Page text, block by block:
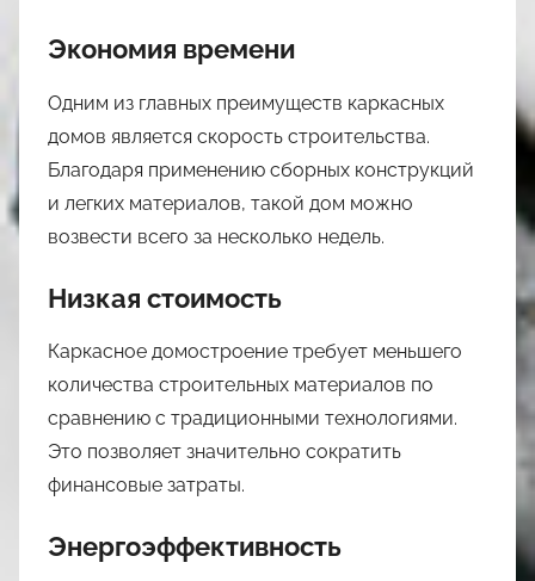
Экономия времени
Одним из главных преимуществ каркасных
домов является скорость строительства.
Благодаря применению сборных конструкций
и легких материалов, такой дом можно
возвести всего за несколько недель.
Низкая стоимость
Каркасное домостроение требует меньшего
количества строительных материалов по
сравнению с традиционными технологиями.
Это позволяет значительно сократить
финансовые затраты.
Энергоэффективность